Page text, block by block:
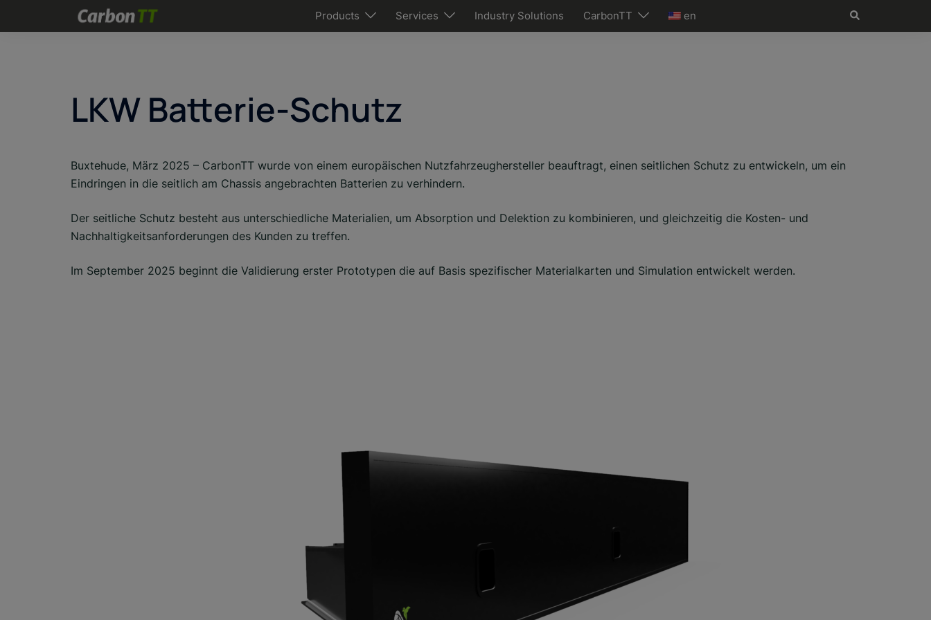
Products Services Industry Solutions CarbonTT en Search
LKW Batterie-Schutz
Buxtehude, März 2025 – CarbonTT wurde von einem europäischen Nutzfahrzeughersteller beauftragt, einen seitlichen Schutz zu entwickeln, um ein
Eindringen in die seitlich am Chassis angebrachten Batterien zu verhindern.
Der seitliche Schutz besteht aus unterschiedliche Materialien, um Absorption und Delektion zu kombinieren, und gleichzeitig die Kosten- und
Nachhaltigkeitsanforderungen des Kunden zu treffen.
Im September 2025 beginnt die Validierung erster Prototypen die auf Basis spezifischer Materialkarten und Simulation entwickelt werden.